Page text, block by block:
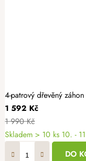
4-patrový dřevěný
1 592 Kč
1 990 Kč
Skladem > 10 ks 10. -
DO